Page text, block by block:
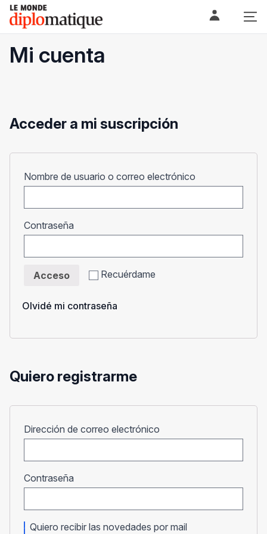
Skip
content
Le monde diplomatique
Mi cuenta
Acceder a mi suscripción
Nombre de usuario o correo electrónico
Contraseña
Recuérdame
Acceso
Olvidé mi contraseña
Quiero registrarme
Dirección de correo electrónico
Contraseña
Quiero recibir las novedades por mail